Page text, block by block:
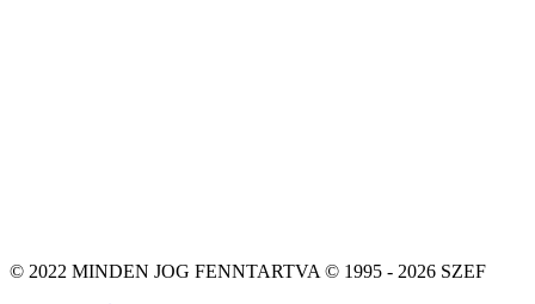
© 2022 MINDEN JOG FENNTARTVA © 1995 - 2026 SZEF